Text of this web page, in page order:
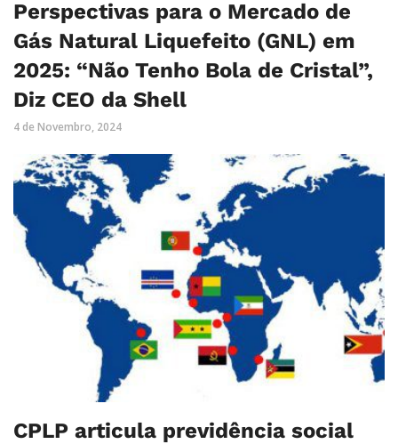
Perspectivas para o Mercado de
Gás Natural Liquefeito (GNL) em
2025: “Não Tenho Bola de Cristal”,
Diz CEO da Shell
4 de Novembro, 2024
CPLP articula previdência social